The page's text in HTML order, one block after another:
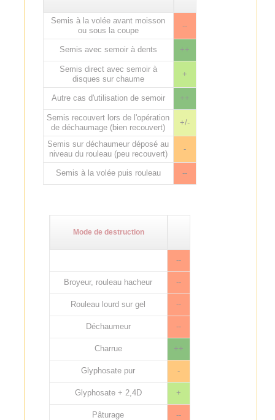
Semis à la volée avant moisson
ou sous la coupe
--
Semis avec semoir à dents ++
Semis direct avec semoir à
disques sur chaume
+
Autre cas d'utilisation de semoir ++
Semis recouvert lors de l'opération
de déchaumage (bien recouvert)
+/-
Semis sur déchaumeur déposé au
niveau du rouleau (peu recouvert)
-
Semis à la volée puis rouleau --
Mode de destruction
--
Broyeur, rouleau hacheur --
Rouleau lourd sur gel --
Déchaumeur --
Charrue ++
Glyphosate pur -
Glyphosate + 2,4D +
Pâturage --